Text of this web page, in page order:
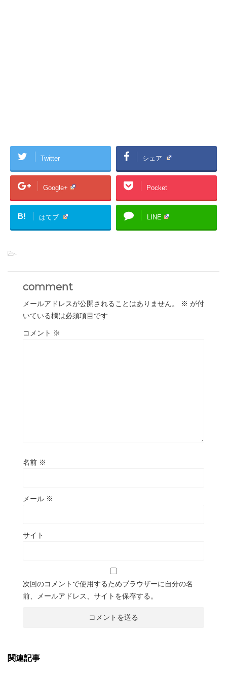
Twitter シェア
Google+ Pocket
B! はてブ LINE
-
comment
メールアドレスが公開されることはありません。 ※ が付
いている欄は必須項目です
コメント ※
名前 ※
メール ※
サイト
次回のコメントで使用するためブラウザーに自分の名
前、メールアドレス、サイトを保存する。
関連記事